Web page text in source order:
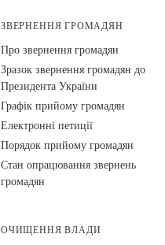
ЗВЕРНЕННЯ ГРОМАДЯН
Про звернення громадян
Зразок звернення громадян до
Президента України
Графік прийому громадян
Електронні петиції
Порядок прийому громадян
Стан опрацювання звернень
громадян
ОЧИЩЕННЯ ВЛАДИ